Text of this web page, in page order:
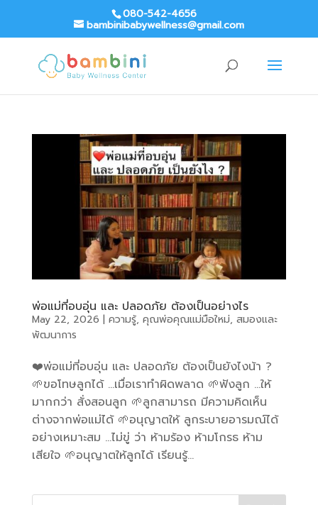
080-542-4656
bambinibabywellness@gmail.com
พ่อแม่ที่อบอุ่น และ ปลอดภัย ต้องเป็นอย่างไร
May 22, 2026 | ความรู้, คุณพ่อคุณแม่มือใหม่, สมองและ
พัฒนาการ
❤️พ่อแม่ที่อบอุ่น และ ปลอดภัย ต้องเป็นยังไงน้า ?
🌱ขอโทษลูกได้ …เมื่อเราทำผิดพลาด 🌱ฟังลูก …ให้
มากกว่า สั่งสอนลูก 🌱ลูกสามารถ มีความคิดเห็น
ต่างจากพ่อแม่ได้ 🌱อนุญาตให้ ลูกระบายอารมณ์ได้
อย่างเหมาะสม …ไม่ขู่ ว่า ห้ามร้อง ห้ามโกรธ ห้าม
เสียใจ 🌱อนุญาตให้ลูกได้ เรียนรู้...